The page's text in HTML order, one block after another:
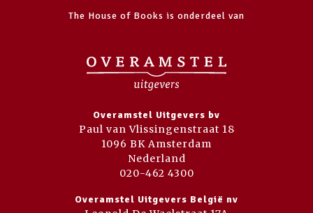
The House of Books is onderdeel van
Overamstel Uitgevers bv
Paul van Vlissingenstraat 18
1096 BK Amsterdam
Nederland
020-462 4300
Overamstel Uitgevers België nv